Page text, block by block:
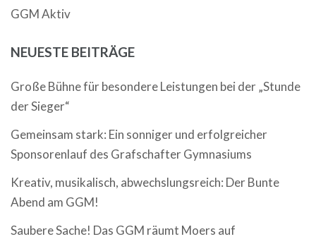
GGM Aktiv
NEUESTE BEITRÄGE
Große Bühne für besondere Leistungen bei der „Stunde
der Sieger“
Gemeinsam stark: Ein sonniger und erfolgreicher
Sponsorenlauf des Grafschafter Gymnasiums
Kreativ, musikalisch, abwechslungsreich: Der Bunte
Abend am GGM!
Saubere Sache! Das GGM räumt Moers auf